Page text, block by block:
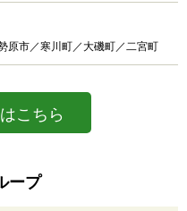
原市／寒川町／大磯町／二宮町
こちら
ープ